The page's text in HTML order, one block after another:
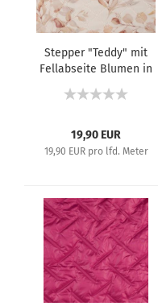
Stepper "Teddy" mit
Fellabseite Blumen in
Vanille
19,90 EUR
19,90 EUR pro lfd. Meter